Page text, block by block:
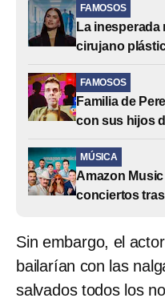
FAMOSOS
La inesperada
cirujano
FAMOSOS
Familia de
con sus hijos
MÚSICA
Amazon
conciertos
Sin embargo, el
bailarían con las
salvados todos los